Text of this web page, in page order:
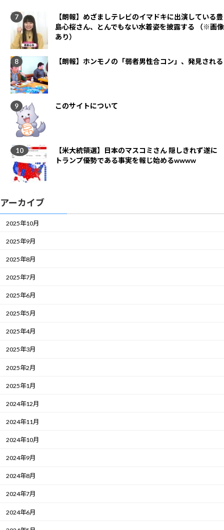
【朗報】めざましテレビのイマドキに出演している豊
島心桜さん、とんでもない水着姿を披露する （※画像
あり）
【朗報】ホンモノの「弱者男性合コン」、発見される
このサイトについて
【米大統領選】日本のマスコミさん 隠しきれず遂に
トランプ優勢である事実を報じ始めるwwww
アーカイブ
2025年10月
2025年9月
2025年8月
2025年7月
2025年6月
2025年5月
2025年4月
2025年3月
2025年2月
2025年1月
2024年12月
2024年11月
2024年10月
2024年9月
2024年8月
2024年7月
2024年6月